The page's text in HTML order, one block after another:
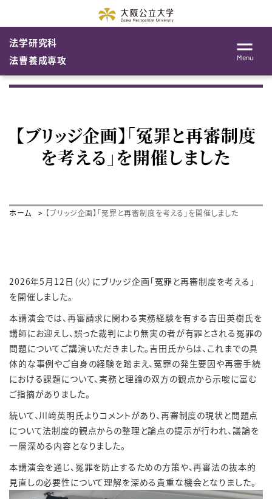
法学研究科
法曹養成専攻
Menu
【ブリッジ企画】「冤罪と再審制度
を考える」を開催しました
ホーム 【ブリッジ企画】「冤罪と再審制度を考える」を開催しました
2026年5月12日（火）にブリッジ企画「冤罪と再審制度を考える」
を開催しました。
本講演会では、再審請求に関わる実務経験を有する吉田英樹氏を
講師にお迎えし、誤った裁判により無実の者が有罪とされる冤罪の
問題についてご講演いただきました。吉田氏からは、これまでの具
体的な事例やご自身の経験を踏まえ、冤罪の発生要因や再審手続
における課題について、実務と理論の双方の観点から示唆に富む
ご指摘がありました。
続いて、川﨑英明氏よりコメントがあり、再審制度の現状と問題点
について法制度的観点からの整理と論点の提示が行われ、議論を
一層深める内容となりました。
本講演会を通じ、冤罪を防止するための方策や、再審法の抜本的
見直しの必要性について理解を深める貴重な機会となりました。